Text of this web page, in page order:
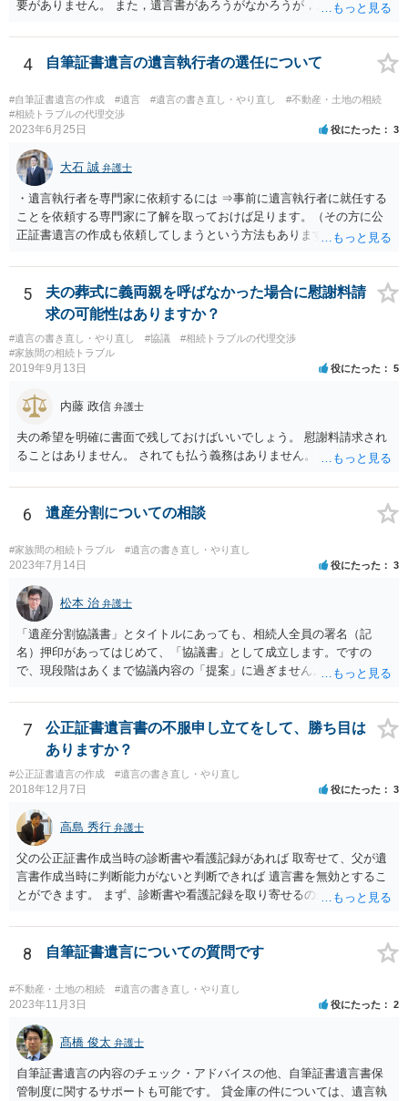
要がありません。 また，遺言書があろうがなかろうが，お父上のご兄
ご回答にもありますが， 代理人弁護士をたてて，その弁護士から相手
方に対して， ・相続に関する主張は法的根拠がなく，一切応じないこ
と ・今後一切の連絡をしてこないでほしいこと ・連絡を継続してくる
ようであれば警察への通報や法的措置も辞さないこと などを記載した
書面を発送してもらうことがよろしいように思います。
4 自筆証書遺言の遺言執行者の選任について
#自筆証書遺言の作成 #遺言 #遺言の書き直し・やり直し
#不動産・土地の相続
#相続トラブルの代理交渉
2023年6月25日 役にたった 3
大石 誠 弁護士
・遺言執行者を専門家に依頼するには ⇒事前に遺言執行者に就任する
ことを依頼する専門家に了解を取っておけば足ります。（その方に公
正証書遺言の作成も依頼してしまうという方法もあります） 事前に了
ません。 遺言執行者に就任し、遺言執行が完了したときの報酬だけ、
弁護士費用としてかかります。 ・亡くなった際に、法務局に預けた自
筆証書遺言の存在を親族がなかったものにされる可能性 ⇒自筆の遺言
書を法務局に保管した場合、死亡後、法務局に遺言書の有無を照会す
ることになりますので、「法務局に預けた自筆証書遺言の存在を親族
がなかったもの」にすることはできません。 存在をなかったものにす
がありえますが、その予防方法は、遺言者と面談してみないと判断が
難しいです。
5
夫の葬式に義両親を呼ばなかった場合に慰謝料請
求の可能性はありますか？
#遺言の書き直し・やり直し #協議
#相続トラブルの代理交渉
#家族間の相続トラブル
2019年9月13日 役にたった 5
内藤 政信 弁護士
夫の希望を明確に書面で残しておけばいいでしょう。 慰謝料請求され
ることはありません。 されても払う義務はありません。
6 遺産分割についての相談
#家族間の相続トラブル #遺言の書き直し・やり直し
2023年7月14日 役にたった 3
松本 治 弁護士
「遺産分割協議書」とタイトルにあっても、相続人全員の署名（記
名）押印があってはじめて、「協議書」として成立します。ですの
で、現段階はあくまで協議内容の「提案」に過ぎません。 納得がいか
成立となります。その場合、成立させたい相続人が、家庭裁判所に遺
産分割調停を申し立てなければなりません。 なお、弁護士の送付状
は、通常、相続人全員分の（本件であれば４通の）「遺産分割協議
書」を作成するところ、１通だけの作成にとどめる理由が書かれてい
るものです。
7
公正証書遺言書の不服申し立てをして、勝ち目は
ありますか？
#公正証書遺言の作成 #遺言の書き直し・やり直し
2018年12月7日 役にたった 3
高島 秀行 弁護士
父の公正証書作成当時の診断書や看護記録があれば 取寄せて、父が遺
言書作成当時に判断能力がないと判断できれば 遺言書を無効とするこ
とができます。 まず、診断書や看護記録を取り寄せるのが重要となり
いと思います。
8 自筆証書遺言についての質問です
#不動産・土地の相続 #遺言の書き直し・やり直し
2023年11月3日 役にたった 2
髙橋 俊太 弁護士
自筆証書遺言の内容のチェック・アドバイスの他、自筆証書遺言書保
管制度に関するサポートも可能です。 貸金庫の件については、遺言執